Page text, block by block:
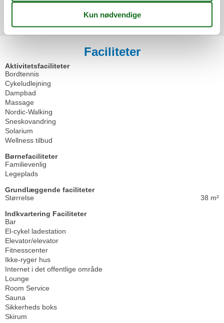
Vis alle anmeldelser
Faciliteter
Aktivitetsfaciliteter
Bordtennis
Cykeludlejning
Dampbad
Massage
Nordic-Walking
Sneskovandring
Solarium
Wellness tilbud
Børnefaciliteter
Familievenlig
Legeplads
Grundlæggende faciliteter
Størrelse
38 m²
Indkvartering Faciliteter
Bar
El-cykel ladestation
Elevator/elevator
Fitnesscenter
Ikke-ryger hus
Internet i det offentlige område
Lounge
Room Service
Sauna
Sikkerheds boks
Skirum